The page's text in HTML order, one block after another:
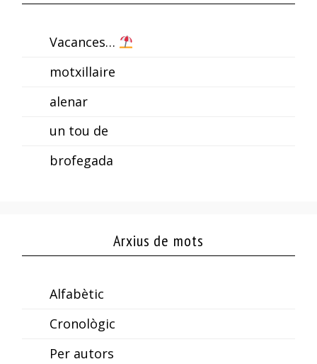
Vacances…
motxillaire
alenar
un tou de
brofegada
Arxius de mots
Alfabètic
Cronològic
Per autors